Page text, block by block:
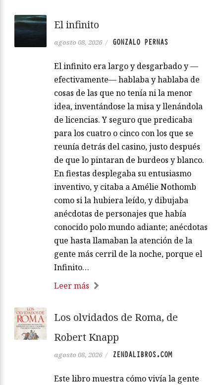
El infinito
agosto 08, 2026 / GONZALO PERNAS
El infinito era largo y desgarbado y —
efectivamente— hablaba y hablaba de
cosas de las que no tenía ni la menor
idea, inventándose la misa y llenándola
de licencias. Y seguro que predicaba
para los cuatro o cinco con los que se
reunía detrás del casino, justo después
de que lo pintaran de burdeos y blanco.
En fiestas desplegaba su entusiasmo
inventivo, y citaba a Amélie Nothomb
como si la hubiera leído, y dibujaba
anécdotas de personajes que había
conocido polo mundo adiante; anécdotas
que hasta llamaban la atención de la
gente más cerril de la noche, porque el
Infinito…
Leer más
Los olvidados de Roma, de
Robert Knapp
agosto 08, 2026 / ZENDALIBROS.COM
Este libro muestra cómo vivía la gente